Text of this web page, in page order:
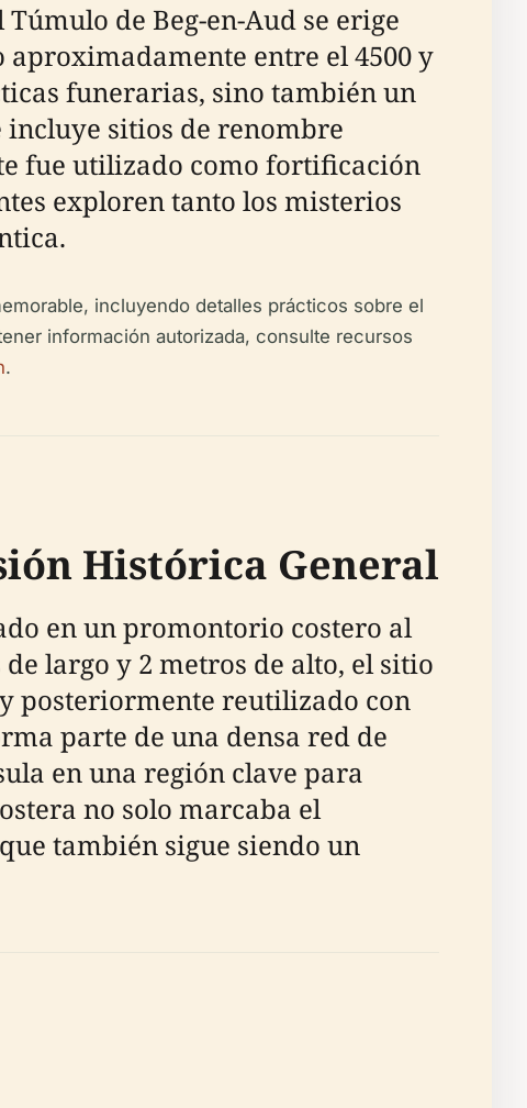
de Beg-en-Aud se erige
aproximadamente entre el 4500 y
funerarias, sino también un
sitios de renombre
fue utilizado como fortificación
exploren tanto los misterios
incluyendo detalles prácticos sobre el
información autorizada, consulte recursos
.
Histórica General
en un promontorio costero al
largo y 2 metros de alto, el sitio
posteriormente reutilizado con
parte de una densa red de
en una región clave para
no solo marcaba el
también sigue siendo un